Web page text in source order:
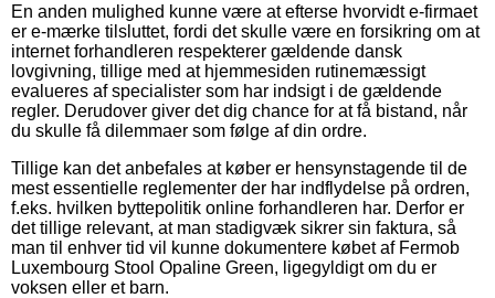
En anden mulighed kunne være at efterse hvorvidt e-firmaet
er e-mærke tilsluttet, fordi det skulle være en forsikring om at
internet forhandleren respekterer gældende dansk
lovgivning, tillige med at hjemmesiden rutinemæssigt
evalueres af specialister som har indsigt i de gældende
regler. Derudover giver det dig chance for at få bistand, når
du skulle få dilemmaer som følge af din ordre.
Tillige kan det anbefales at køber er hensynstagende til de
mest essentielle reglementer der har indflydelse på ordren,
f.eks. hvilken byttepolitik online forhandleren har. Derfor er
det tillige relevant, at man stadigvæk sikrer sin faktura, så
man til enhver tid vil kunne dokumentere købet af Fermob
Luxembourg Stool Opaline Green, ligegyldigt om du er
voksen eller et barn.